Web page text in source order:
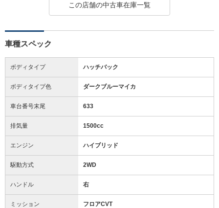
この店舗の中古車在庫一覧
車種スペック
ボディタイプ ハッチバック
ボディタイプ色 ダークブルーマイカ
車台番号末尾 633
排気量 1500cc
エンジン ハイブリッド
駆動方式 2WD
ハンドル 右
ミッション フロアCVT